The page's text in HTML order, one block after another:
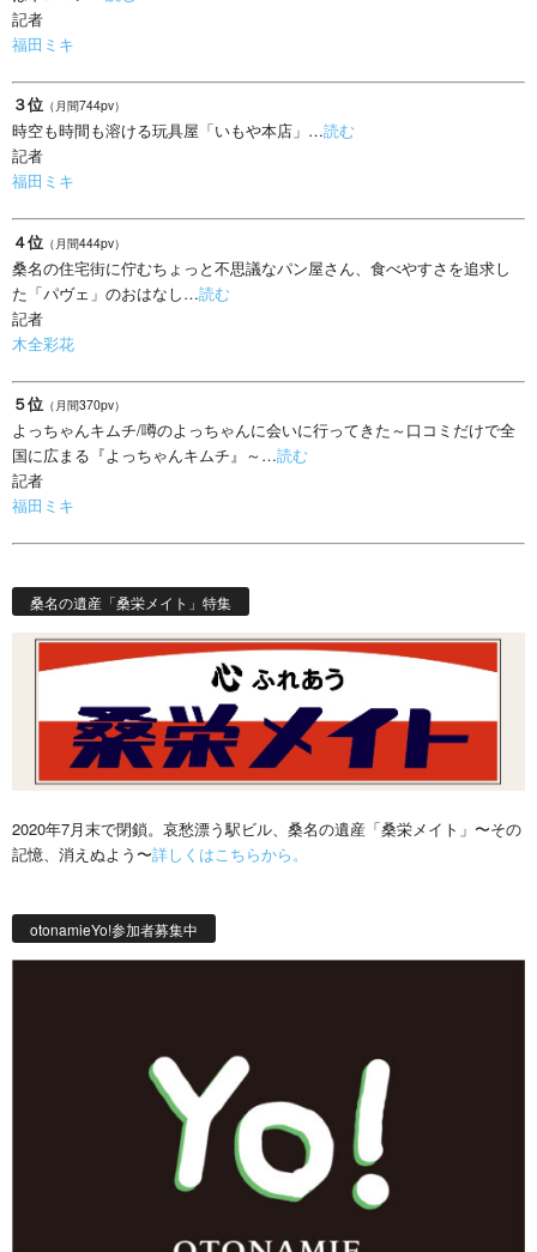
記者
福田ミキ
３位 （月間744pv）
時空も時間も溶ける玩具屋「いもや本店」…読む
記者
福田ミキ
４位 （月間444pv）
桑名の住宅街に佇むちょっと不思議なパン屋さん、食べやすさを追求し
た「パヴェ」のおはなし…読む
記者
木全彩花
５位 （月間370pv）
よっちゃんキムチ/噂のよっちゃんに会いに行ってきた～口コミだけで全
国に広まる『よっちゃんキムチ』～…読む
記者
福田ミキ
桑名の遺産「桑栄メイト」特集
2020年7月末で閉鎖。哀愁漂う駅ビル、桑名の遺産「桑栄メイト」〜その
記憶、消えぬよう〜詳しくはこちらから。
otonamieYo!参加者募集中